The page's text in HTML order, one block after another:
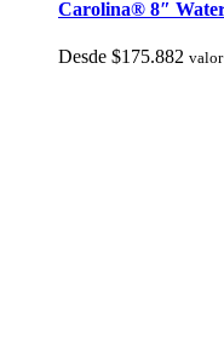
Carolina® 8″
Desde $175.882